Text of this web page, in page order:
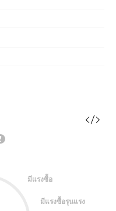
มีแรงซื้อ
มีแรงซื้อรุนแรง